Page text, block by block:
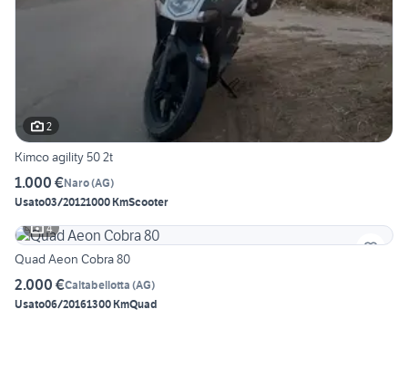
2
Kimco agility 50 2t
1.000 €Naro(AG)
Usato03/20121000 KmScooter
4
Quad Aeon Cobra 80
2.000 €Caltabellotta (AG)
Usato06/20161300 KmQuad